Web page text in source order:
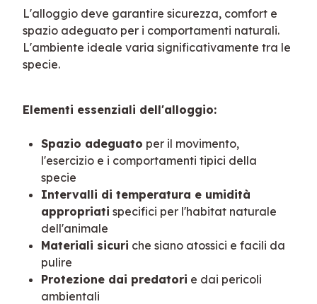
L'alloggio deve garantire sicurezza, comfort e
spazio adeguato per i comportamenti naturali.
L'ambiente ideale varia significativamente tra le
specie.
Elementi essenziali dell'alloggio:
Spazio adeguato per il movimento,
l'esercizio e i comportamenti tipici della
specie
Intervalli di temperatura e umidità
appropriati specifici per l'habitat naturale
dell'animale
Materiali sicuri che siano atossici e facili da
pulire
Protezione dai predatori e dai pericoli
ambientali